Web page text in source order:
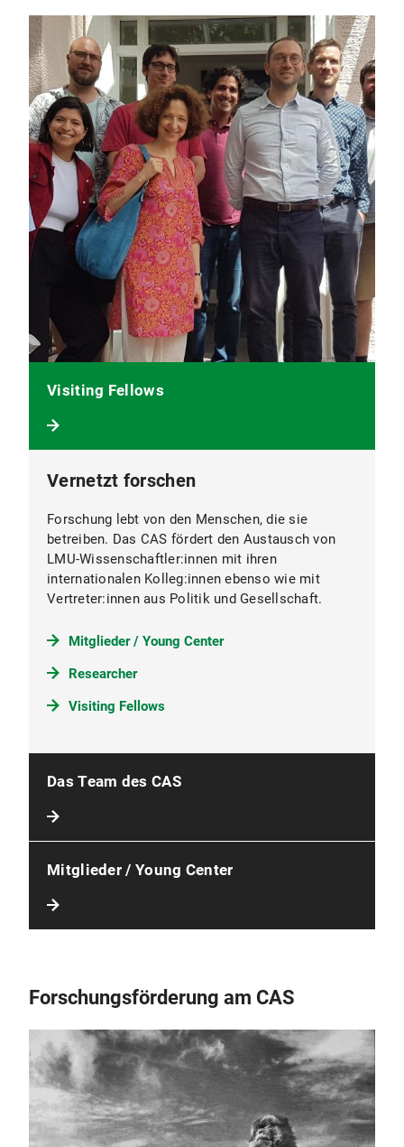
Vernetzt forschen
Forschung lebt von den Menschen, die sie
betreiben. Das CAS fördert den Austausch von
LMU-Wissenschaftler:innen mit ihren
internationalen Kolleg:innen ebenso wie mit
Vertreter:innen aus Politik und Gesellschaft.
Mitglieder / Young Center
Researcher
Visiting Fellows
Visiting Fellows
Das Team des CAS
Mitglieder / Young Center
Forschungsförderung am CAS